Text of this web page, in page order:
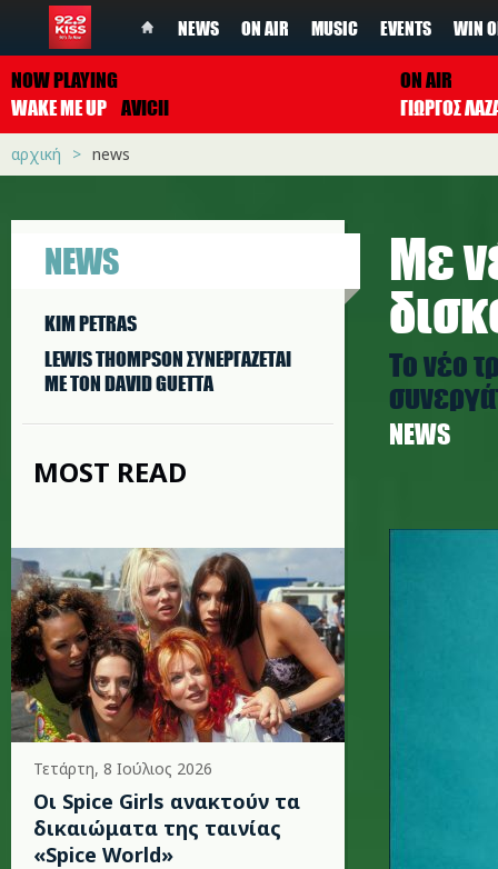
NEWS ON AIR MUSIC EVENTS WIN
NOW PLAYING
WAKE ME UP AVICII
ON AIR
ΓΙΩΡΓΟΣ
αρχική news
NEWS
KIM PETRAS
LEWIS THOMPSON ΣΥΝΕΡΓAΖΕΤΑΙ
ΜΕ ΤΟΝ DAVID GUETTA
MOST READ
Τετάρτη, 8 Ιούλιος 2026
Οι Spice Girls ανακτούν τα
δικαιώματα της ταινίας
«Spice World»
Με
To νέο
NEWS
lp-4.jpg